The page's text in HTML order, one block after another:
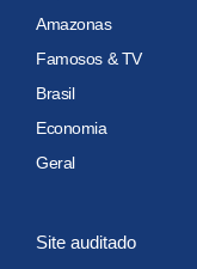
Amazonas
Famosos & TV
Brasil
Economia
Geral
Site auditado